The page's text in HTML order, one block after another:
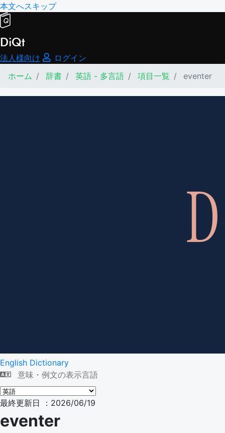
本文へスキップ
DiQt
法人様向け
ログイン
ホーム
辞書 英語 - 多言語 項目一覧 eventer
English Dictionary
意味・例文の表示言語
最終更新日 ：2026/06/19
eventer